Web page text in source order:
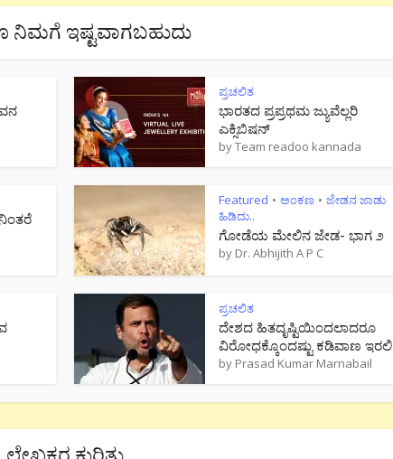
ನಿಮಗೆ ಇಷ್ಟವಾಗಬಹುದು
ಪ್ರಚಲಿತ
ಭಾರತದ ಪ್ರಪ್ರಥಮ ಜ್ಯುವೆಲ್ಲರಿ
ಎಕ್ಸಿಬಿಷನ್
byTeam readoo kannada
Featured • ಅಂಕಣ • ಜೇಡನ ಜಾಡು
ಹಿಡಿದು..
ಗೋಡೆಯ ಮೇಲಿನ ಜೇಡ- ಭಾಗ ೨
by Dr. Abhijith A P C
ಪ್ರಚಲಿತ
ದೇಶದ ಹಿತದೃಷ್ಟಿಯಿಂದಲಾದರೂ
ವಿರೋಧಕ್ಕೊಂದಷ್ಟು ಕಡಿವಾಣ ಇರಲಿ
by Prasad Kumar Marnabail